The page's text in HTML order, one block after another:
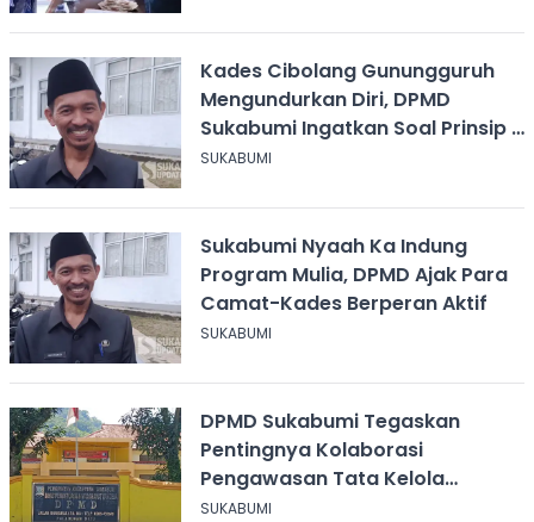
Kades Cibolang Gunungguruh
Mengundurkan Diri, DPMD
Sukabumi Ingatkan Soal Prinsip 3
T
SUKABUMI
Sukabumi Nyaah Ka Indung
Program Mulia, DPMD Ajak Para
Camat-Kades Berperan Aktif
SUKABUMI
DPMD Sukabumi Tegaskan
Pentingnya Kolaborasi
Pengawasan Tata Kelola
Keuangan Desa
SUKABUMI